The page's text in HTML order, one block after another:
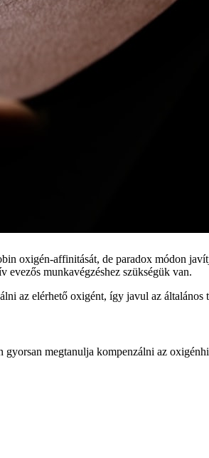
oxigén-affinitását, de paradox módon
evezős munkavégzéshez szükségük van.
az elérhető oxigént, így javul az általános
gyorsan megtanulja kompenzálni az